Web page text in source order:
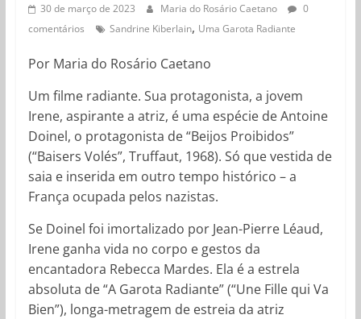
30 de março de 2023 Maria do Rosário Caetano
0
comentários
Sandrine Kiberlain, Uma Garota Radiante
Por Maria do Rosário Caetano
Um filme radiante. Sua protagonista, a jovem
Irene, aspirante a atriz, é uma espécie de Antoine
Doinel, o protagonista de “Beijos Proibidos”
(“Baisers Volés”, Truffaut, 1968). Só que vestida de
saia e inserida em outro tempo histórico – a
França ocupada pelos nazistas.
Se Doinel foi imortalizado por Jean-Pierre Léaud,
Irene ganha vida no corpo e gestos da
encantadora Rebecca Mardes. Ela é a estrela
absoluta de “A Garota Radiante” (“Une Fille qui Va
Bien”), longa-metragem de estreia da atriz